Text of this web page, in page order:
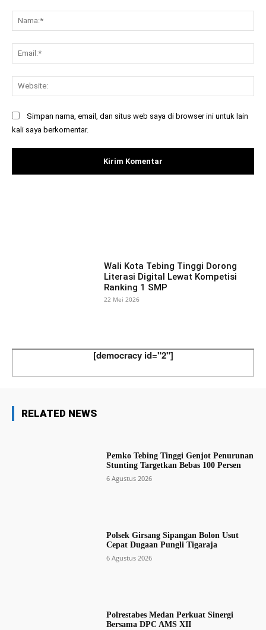
Simpan nama, email, dan situs web saya di browser ini untuk lain
kali saya berkomentar.
Wali Kota Tebing Tinggi Dorong
Literasi Digital Lewat Kompetisi
Ranking 1 SMP
22 Mei 2026
[democracy id="2"]
RELATED NEWS
Pemko Tebing Tinggi Genjot Penurunan
Stunting Targetkan Bebas 100 Persen
6 Agustus 2026
Polsek Girsang Sipangan Bolon Usut
Cepat Dugaan Pungli Tigaraja
6 Agustus 2026
Polrestabes Medan Perkuat Sinergi
Bersama DPC AMS XII